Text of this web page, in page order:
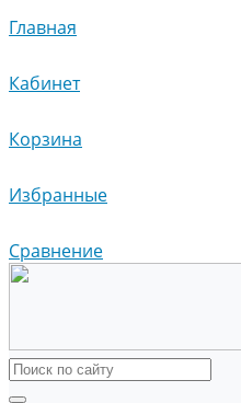
Главная
Кабинет
Корзина
Избранные
Сравнение